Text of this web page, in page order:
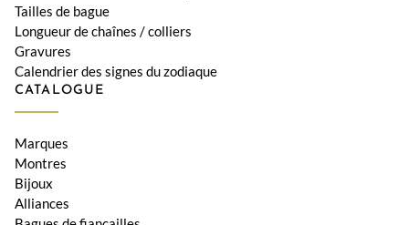
Tailles de bague
Longueur de chaînes / colliers
Gravures
Calendrier des signes du zodiaque
CATALOGUE
Marques
Montres
Bijoux
Alliances